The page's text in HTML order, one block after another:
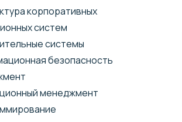
корпоративных
систем
системы
безопасность
менеджмент